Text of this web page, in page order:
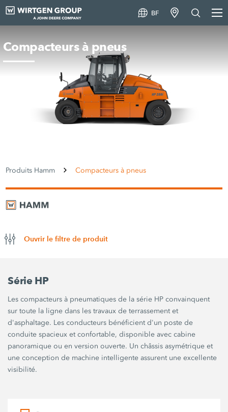
BF
Compacteurs à pneus
Produits Hamm Compacteurs à pneus
Ouvrir le filtre de produit
Série HP
Les compacteurs à pneumatiques de la série HP convainquent
sur toute la ligne dans les travaux de terrassement et
d'asphaltage. Les conducteurs bénéficient d'un poste de
conduite spacieux et confortable, disponible avec cabine
panoramique ou en version ouverte. Un châssis asymétrique et
une conception de machine intelligente assurent une excellente
visibilité.